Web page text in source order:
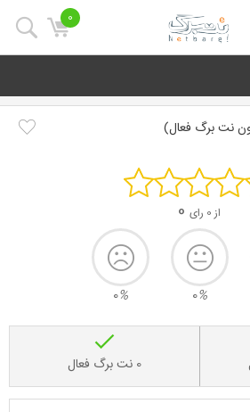
0
نت برگ فعال)
از 0 رای 0
0%
0%
0 نت برگ فعال